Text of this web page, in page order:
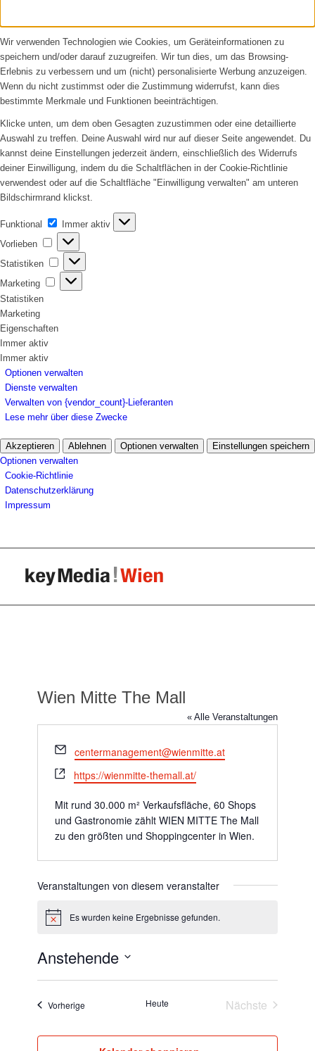
Wir verwenden Technologien wie Cookies, um Geräteinformationen zu
speichern und/oder darauf zuzugreifen. Wir tun dies, um das Browsing-
Erlebnis zu verbessern und um (nicht) personalisierte Werbung anzuzeigen.
Wenn du nicht zustimmst oder die Zustimmung widerrufst, kann dies
bestimmte Merkmale und Funktionen beeinträchtigen.
Klicke unten, um dem oben Gesagten zuzustimmen oder eine detaillierte
Auswahl zu treffen. Deine Auswahl wird nur auf dieser Seite angewendet. Du
kannst deine Einstellungen jederzeit ändern, einschließlich des Widerrufs
deiner Einwilligung, indem du die Schaltflächen in der Cookie-Richtlinie
verwendest oder auf die Schaltfläche "Einwilligung verwalten" am unteren
Bildschirmrand klickst.
Funktional Funktional
Immer aktiv
Vorlieben
Vorlieben
Statistiken Statistiken
Marketing
Marketing
Statistiken
Marketing
Eigenschaften
Immer aktiv
Immer aktiv
Optionen verwalten
Dienste verwalten
Verwalten von {vendor_count}-Lieferanten
Lese mehr über diese Zwecke
Akzeptieren Ablehnen Optionen verwalten
Einstellungen speichern
Optionen verwalten
Cookie-Richtlinie
Datenschutzerklärung
Impressum
Wien Mitte The Mall
« Alle Veranstaltungen
Email
centermanagement@wienmitte.at
Webseite
https://wienmitte-themall.at/
Mit rund 30.000 m² Verkaufsfläche, 60 Shops
und Gastronomie zählt WIEN MITTE The Mall
zu den größten und Shoppingcenter in Wien.
Veranstaltungen von diesem veranstalter
HinweisEs wurden keine Ergebnisse gefunden.
Anstehende
Vorherige VeranstaltungenHeute
Nächste